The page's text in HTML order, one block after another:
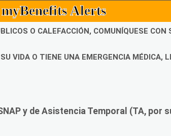
myBenefits Alerts
O CALEFACCIÓN, COMUNÍQUESE CON
VIDA O TIENE UNA EMERGENCIA MÉDICA,
y de Asistencia Temporal (TA, por